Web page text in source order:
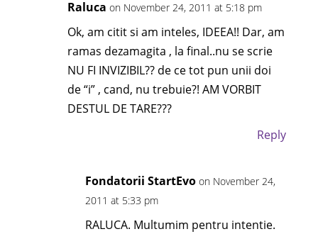
Raluca on November 24, 2011 at 5:18 pm
Ok, am citit si am inteles, IDEEA!! Dar, am
ramas dezamagita , la final..nu se scrie
NU FI INVIZIBIL?? de ce tot pun unii doi
de “i” , cand, nu trebuie?! AM VORBIT
DESTUL DE TARE???
Reply
Fondatorii StartEvo on November 24,
2011 at 5:33 pm
RALUCA. Multumim pentru intentie.